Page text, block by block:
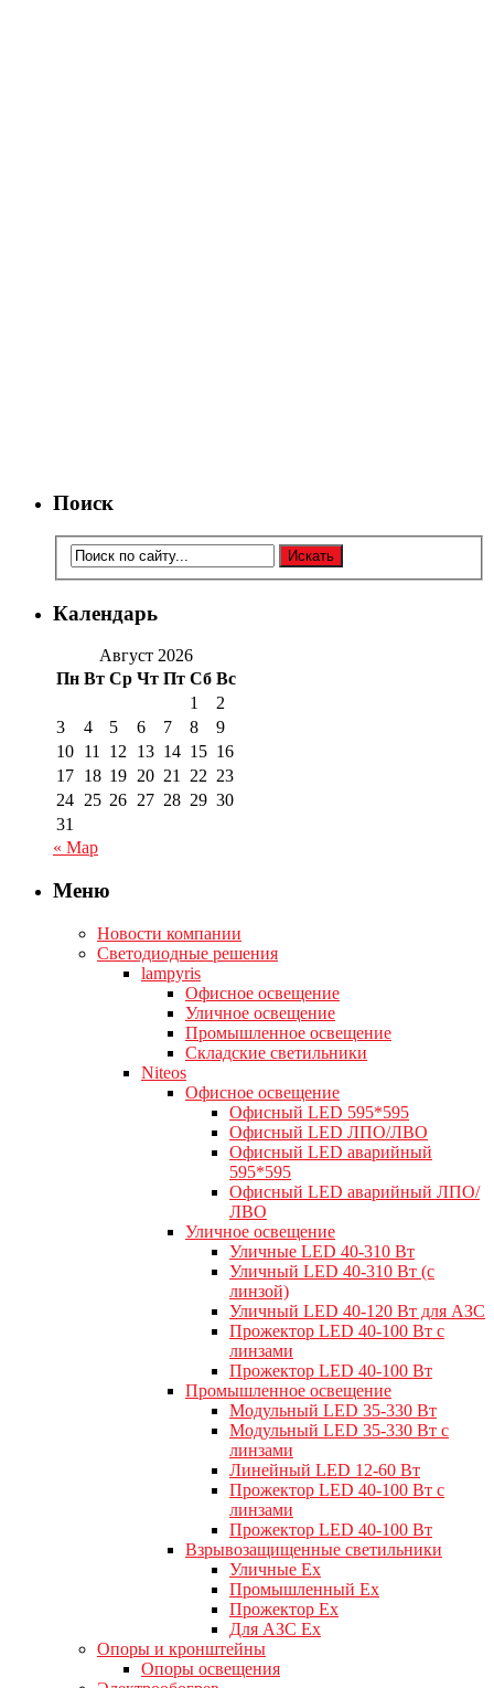
Поиск
Календарь
Август 2026
Пн Вт Ср Чт Пт Сб Вс
1
2
3
4 5 6 7 8
9
10 11 12 13 14 15 16
17 18 19 20 21 22 23
24 25 26 27 28 29 30
31
« Мар
Меню
Новости компании
Светодиодные решения
lampyris
Офисное освещение
Уличное освещение
Промышленное освещение
Складские светильники
Niteos
Офисное освещение
Офисный LED 595*595
Офисный LED ЛПО/ЛВО
Офисный LED аварийный
595*595
Офисный LED аварийный ЛПО/
ЛВО
Уличное освещение
Уличные LED 40-310 Вт
Уличный LED 40-310 Вт (с
линзой)
Уличный LED 40-120 Вт для АЗС
Прожектор LED 40-100 Вт с
линзами
Прожектор LED 40-100 Вт
Промышленное освещение
Модульный LED 35-330 Вт
Модульный LED 35-330 Вт с
линзами
Линейный LED 12-60 Вт
Прожектор LED 40-100 Вт с
линзами
Прожектор LED 40-100 Вт
Взрывозащищенные светильники
Уличные Ex
Промышленный Ex
Прожектор Ex
Для АЗС Ex
Опоры и кронштейны
Опоры освещения